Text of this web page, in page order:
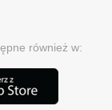
również w: